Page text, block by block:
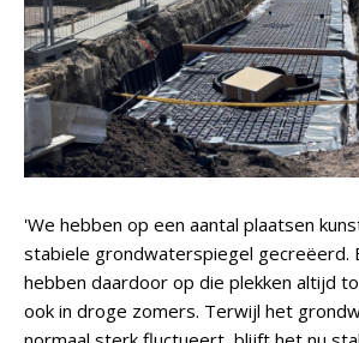
'We hebben op een aantal plaatsen
stabiele grondwaterspiegel gecreëerd.
hebben daardoor op die plekken altijd
ook in droge zomers. Terwijl het